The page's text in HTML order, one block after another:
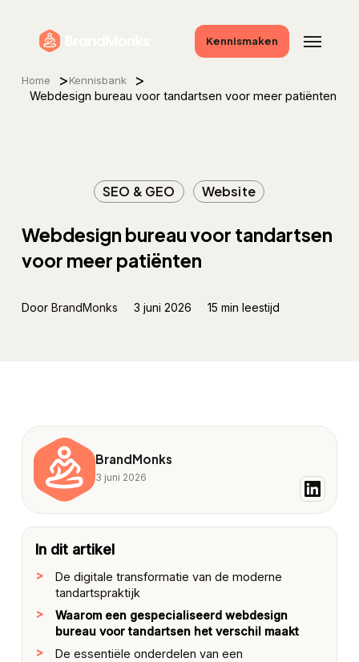
Kennismaken
Home >Kennisbank >
Webdesign bureau voor tandartsen voor meer patiënten
SEO & GEO Website
Webdesign bureau voor tandartsen
voor meer patiënten
Door BrandMonks 3 juni 2026 15 min leestijd
BrandMonks
3 juni 2026
In dit artikel
De digitale transformatie van de moderne
tandartspraktijk
Waarom een gespecialiseerd webdesign
bureau voor tandartsen het verschil maakt
De essentiële onderdelen van een